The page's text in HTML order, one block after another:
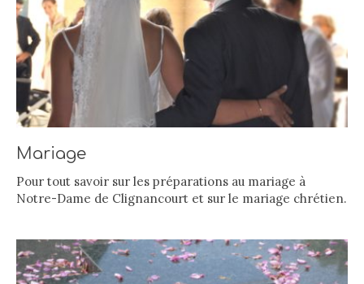
Mariage
Pour tout savoir sur les préparations au mariage à
Notre-Dame de Clignancourt et sur le mariage chrétien.